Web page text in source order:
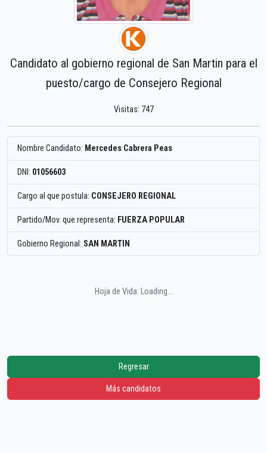
Candidato al gobierno regional de San Martin para el
puesto/cargo de Consejero Regional
Visitas: 747
Nombre Candidato: Mercedes Cabrera Peas
DNI: 01056603
Cargo al que postula: CONSEJERO REGIONAL
Partido/Mov. que representa: FUERZA POPULAR
Gobierno Regional: SAN MARTIN
Hoja de Vida: Loading...
Regresar
Más candidatos